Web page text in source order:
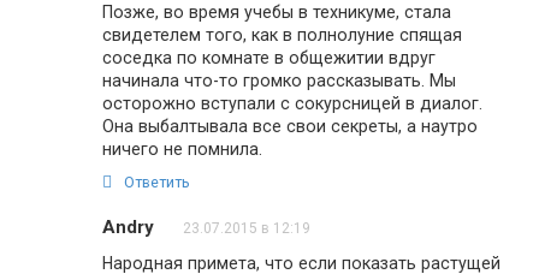
Позже, во время учебы в техникуме, стала
свидетелем того, как в полнолуние спящая
соседка по комнате в общежитии вдруг
начинала что-то громко рассказывать. Мы
осторожно вступали с сокурсницей в диалог.
Она выбалтывала все свои секреты, а наутро
ничего не помнила.
Ответить
Andry 23.07.2015 в 12:19
Народная примета, что если показать растущей